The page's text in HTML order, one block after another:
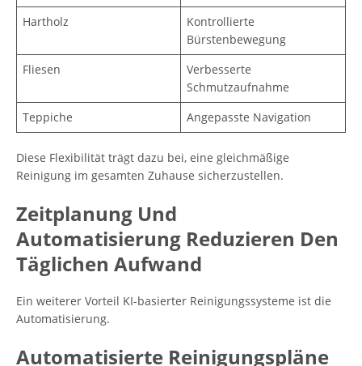
Hartholz
Kontrollierte
Bürstenbewegung
Fliesen
Verbesserte
Schmutzaufnahme
Teppiche
Angepasste Navigation
Diese Flexibilität trägt dazu bei, eine gleichmäßige
Reinigung im gesamten Zuhause sicherzustellen.
Zeitplanung Und
Automatisierung Reduzieren Den
Täglichen Aufwand
Ein weiterer Vorteil KI-basierter Reinigungssysteme ist die
Automatisierung.
Automatisierte Reinigungspläne